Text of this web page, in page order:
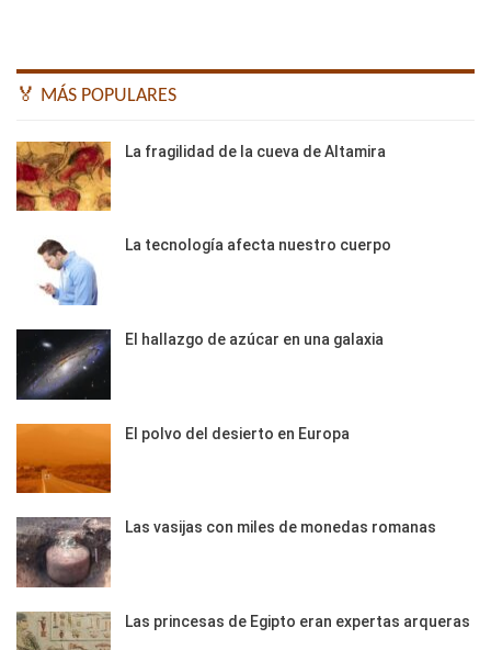
🏅 MÁS POPULARES
La fragilidad de la cueva de Altamira
La tecnología afecta nuestro cuerpo
El hallazgo de azúcar en una galaxia
El polvo del desierto en Europa
Las vasijas con miles de monedas romanas
Las princesas de Egipto eran expertas arqueras